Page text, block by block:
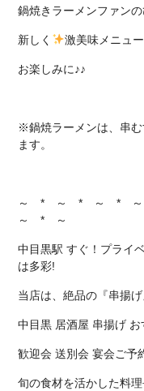
鍋焼きラーメンファン
新しく 激美味メニュ
お楽しみに♪♪
※鍋焼ラーメンは、串
ます。
～ * ～ * ～ *
～ * ～
中目黒駅 すぐ！プライ
は多彩!
当店は、絶品の『串揚
中目黒 居酒屋 串揚げ
歓迎会 送別会 宴会ご予
旬の食材を活かした料